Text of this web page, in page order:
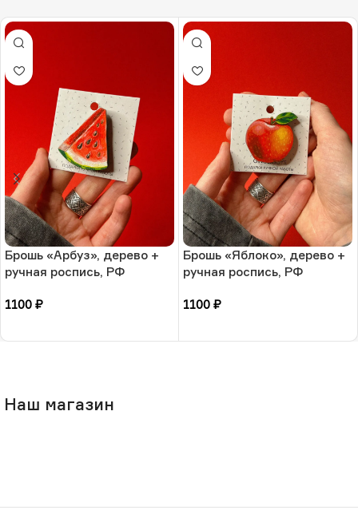
Брошь «Арбуз», дерево +
ручная роспись, РФ
1100 ₽
Брошь «Яблоко», дерево +
ручная роспись, РФ
1100 ₽
Наш магазин